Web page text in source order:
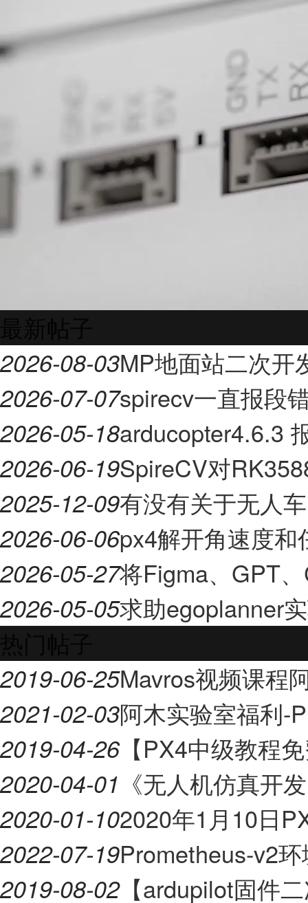
2026-08-03MP地面站二次开
2026-07-07spirecv一直报段
2026-05-18arducopter4.6.3
2026-06-19SpireCV对
2025-12-09有没有关于无人
2026-06-06px4解开角速度
2026-05-27将Figma、GPT
2026-05-05求助egoplanner
2019-06-25Mavros视频课程
2021-02-03阿木实验室福利-
2019-04-26【PX4中级教程
2020-04-01 《无人机仿真开
2020-01-102020年1月10日
2022-07-19Prometheus-v2
2019-08-02【ardupilot固件